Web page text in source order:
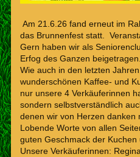
Am 21.6.26 fand erneut im
das Brunnenfest statt.
Gern haben wir als
Erfog des Ganzen beigetragen.
Wie auch in den letzten
wunderschönen Kaffee- und
nur unsere 4 Verkäuferinnen
sondern selbstverständlich
denen wir von Herzen danken
Lobende Worte von allen
guten Geschmack der
Unsere Verkäuferinnen: